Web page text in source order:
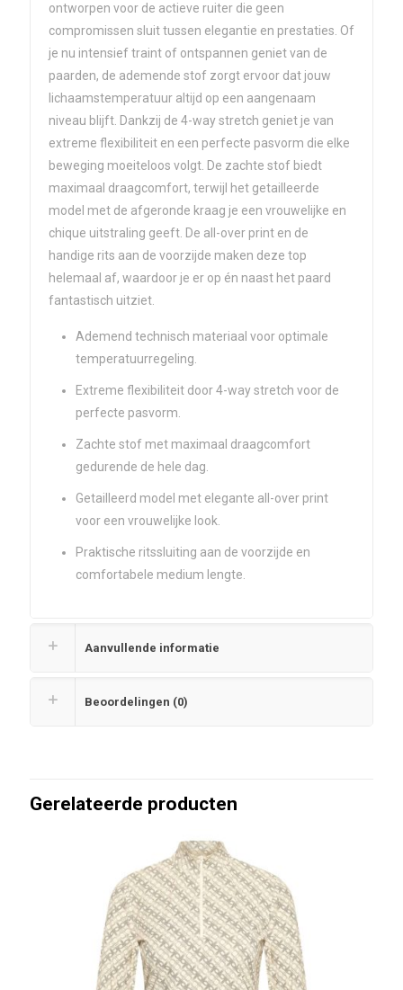
ontworpen voor de actieve ruiter die geen
compromissen sluit tussen elegantie en prestaties. Of
je nu intensief traint of ontspannen geniet van de
paarden, de ademende stof zorgt ervoor dat jouw
lichaamstemperatuur altijd op een aangenaam
niveau blijft. Dankzij de 4-way stretch geniet je van
extreme flexibiliteit en een perfecte pasvorm die elke
beweging moeiteloos volgt. De zachte stof biedt
maximaal draagcomfort, terwijl het getailleerde
model met de afgeronde kraag je een vrouwelijke en
chique uitstraling geeft. De all-over print en de
handige rits aan de voorzijde maken deze top
helemaal af, waardoor je er op én naast het paard
fantastisch uitziet.
Ademend technisch materiaal voor optimale
temperatuurregeling.
Extreme flexibiliteit door 4-way stretch voor de
perfecte pasvorm.
Zachte stof met maximaal draagcomfort
gedurende de hele dag.
Getailleerd model met elegante all-over print
voor een vrouwelijke look.
Praktische ritssluiting aan de voorzijde en
comfortabele medium lengte.
Aanvullende informatie
Beoordelingen (0)
Gerelateerde producten